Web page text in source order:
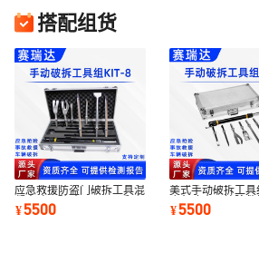
搭配组货
应急救援防盗门破拆工具混
凝土砖石破碎器KIT-8手动
破拆工具
¥5500
美式手动破拆工
应急冲击器抢险救
破拆工具套装
¥5500